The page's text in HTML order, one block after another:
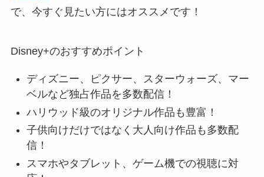
で、今すぐ見たい方にはオススメです！
Disney+のおすすめポイント
ディズニー、ピクサー、スターウォーズ、マー
ベルなど独占作品を多数配信！
ハリウッド級のオリジナル作品も豊富！
子供向けだけではなく大人向け作品も多数配
信！
スマホやタブレット、ゲーム機での視聴に対